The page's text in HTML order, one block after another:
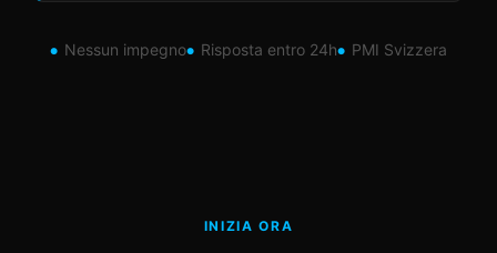
Nessun impegno Risposta entro 24h PMI Svizzera
INIZIA ORA